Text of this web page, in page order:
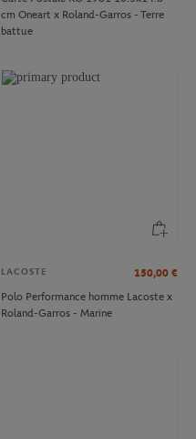
cm Oneart x Roland-Garros - Terre
battue
LACOSTE 150,00 €
Polo Performance homme Lacoste x
Roland-Garros - Marine